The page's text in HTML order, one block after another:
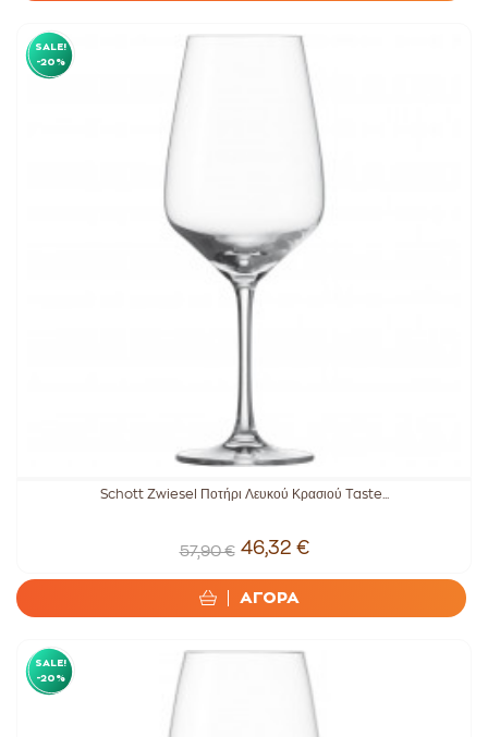
SALE!
-20%
Schott Zwiesel Ποτήρι Λευκού Κρασιού Taste...
57,90 € 46,32 €
ΑΓΟΡΑ
SALE!
-20%